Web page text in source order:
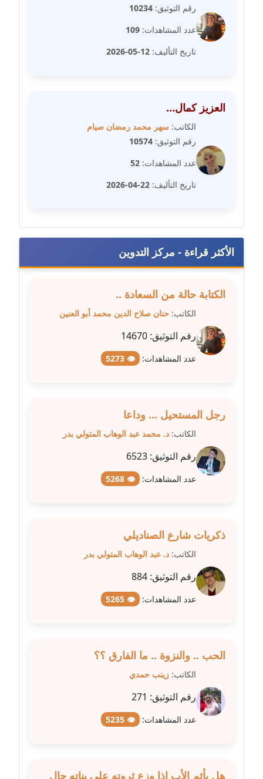
عاملة
مدونة سحر أبو العلا
عاملة
مدونة سعاد سيد
عاملة
مدونة سعيد زعلوك
معلق
مدونة سلوي جلال
عاملة
مدونة سلوى محمود
عاملة
مدونة سماح حامد
عاملة
مدونة سمير حماد
عاملة
مدونة سهام كمال
عاملة
عاملة
مدونة سهى الضاوي
عاملة
مدونة سهير عسكر
عاملة
عاملة
مدونة شرف الدين محمد
رقم التوثيق: 10234
عدد المشاهدات: 109
تاريخ التأليف: 12-05-2026
العزيز كمال…
الكاتب: سهر محمد رمضان صيام
رقم التوثيق: 10574
عدد المشاهدات: 52
تاريخ التأليف: 22-04-2026
الأكثر قراءة - مركز التدوين
الكتابة حالة من السعادة ..
الكاتب: حنان صلاح الدين محمد أبو العنين
رقم التوثيق: 14670
عدد المشاهدات: 👁 5273
رجل المستحيل ... وداعا
الكاتب: د. محمد عبد الوهاب المتولي بدر
رقم التوثيق: 6523
عدد المشاهدات: 👁 5268
ذكريات شارع الصناديلي
الكاتب: د. عبد الوهاب المتولي بدر
رقم التوثيق: 884
عدد المشاهدات: 👁 5265
الحب .. والنزوة .. ما الفارق ؟؟
الكاتب: زينب حمدي
رقم التوثيق: 271
عدد المشاهدات: 👁 5235
هل يأثم الأب إذا وزع ثروته على بناته حال